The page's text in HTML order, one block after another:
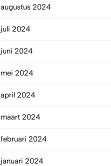
augustus 2024
juli 2024
juni 2024
mei 2024
april 2024
maart 2024
februari 2024
januari 2024